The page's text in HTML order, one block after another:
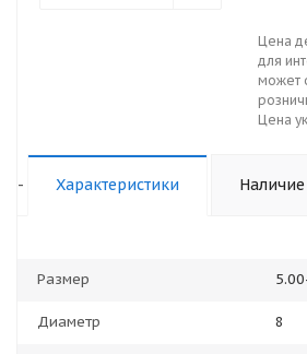
Цена
для
может
Цена
- Характеристики Наличие
Размер
Диаметр 8